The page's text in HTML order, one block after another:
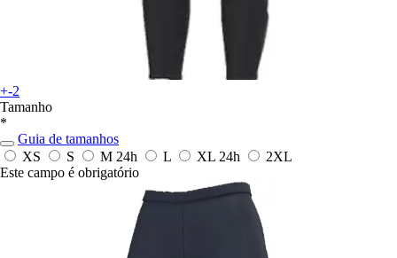
+-2
Tamanho
*
Guia de tamanhos
XS
S M 24h L XL 24h
2XL
Este campo é obrigatório